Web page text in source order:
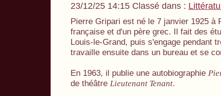
23/12/25 14:15 Classé dans :
Pierre Gripari est né le 7 janvier 1925 à
française et d'un père grec. Il fait des
Louis-le-Grand, puis s'engage pendant
travaille ensuite dans un bureau et se
En 1963, il publie une autobiographie
de théâtre Lieutenant Tenant.